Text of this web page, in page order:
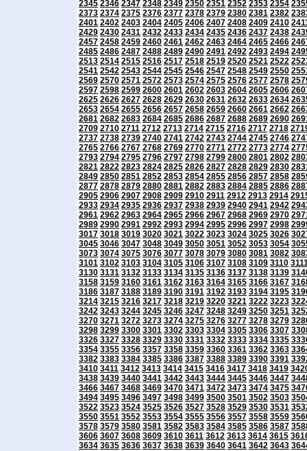
2345 2346 2347 2348 2349 2350 2351 2352 2353 2354
2373 2374 2375 2376 2377 2378 2379 2380 2381 2382
2401 2402 2403 2404 2405 2406 2407 2408 2409 2410
2429 2430 2431 2432 2433 2434 2435 2436 2437 2438
2457 2458 2459 2460 2461 2462 2463 2464 2465 2466
2485 2486 2487 2488 2489 2490 2491 2492 2493 2494
2513 2514 2515 2516 2517 2518 2519 2520 2521 2522
2541 2542 2543 2544 2545 2546 2547 2548 2549 2550
2569 2570 2571 2572 2573 2574 2575 2576 2577 2578
2597 2598 2599 2600 2601 2602 2603 2604 2605 2606
2625 2626 2627 2628 2629 2630 2631 2632 2633 2634
2653 2654 2655 2656 2657 2658 2659 2660 2661 2662
2681 2682 2683 2684 2685 2686 2687 2688 2689 2690
2709 2710 2711 2712 2713 2714 2715 2716 2717 2718
2737 2738 2739 2740 2741 2742 2743 2744 2745 2746
2765 2766 2767 2768 2769 2770 2771 2772 2773 2774
2793 2794 2795 2796 2797 2798 2799 2800 2801 2802
2821 2822 2823 2824 2825 2826 2827 2828 2829 2830
2849 2850 2851 2852 2853 2854 2855 2856 2857 2858
2877 2878 2879 2880 2881 2882 2883 2884 2885 2886
2905 2906 2907 2908 2909 2910 2911 2912 2913 2914
2933 2934 2935 2936 2937 2938 2939 2940 2941 2942
2961 2962 2963 2964 2965 2966 2967 2968 2969 2970
2989 2990 2991 2992 2993 2994 2995 2996 2997 2998
3017 3018 3019 3020 3021 3022 3023 3024 3025 3026
3045 3046 3047 3048 3049 3050 3051 3052 3053 3054
3073 3074 3075 3076 3077 3078 3079 3080 3081 3082
3101 3102 3103 3104 3105 3106 3107 3108 3109 3110
3130 3131 3132 3133 3134 3135 3136 3137 3138 3139
3158 3159 3160 3161 3162 3163 3164 3165 3166 3167
3186 3187 3188 3189 3190 3191 3192 3193 3194 3195
3214 3215 3216 3217 3218 3219 3220 3221 3222 3223
3242 3243 3244 3245 3246 3247 3248 3249 3250 3251
3270 3271 3272 3273 3274 3275 3276 3277 3278 3279
3298 3299 3300 3301 3302 3303 3304 3305 3306 3307
3326 3327 3328 3329 3330 3331 3332 3333 3334 3335
3354 3355 3356 3357 3358 3359 3360 3361 3362 3363
3382 3383 3384 3385 3386 3387 3388 3389 3390 3391
3410 3411 3412 3413 3414 3415 3416 3417 3418 3419
3438 3439 3440 3441 3442 3443 3444 3445 3446 3447
3466 3467 3468 3469 3470 3471 3472 3473 3474 3475
3494 3495 3496 3497 3498 3499 3500 3501 3502 3503
3522 3523 3524 3525 3526 3527 3528 3529 3530 3531
3550 3551 3552 3553 3554 3555 3556 3557 3558 3559
3578 3579 3580 3581 3582 3583 3584 3585 3586 3587
3606 3607 3608 3609 3610 3611 3612 3613 3614 3615
3634 3635 3636 3637 3638 3639 3640 3641 3642 3643